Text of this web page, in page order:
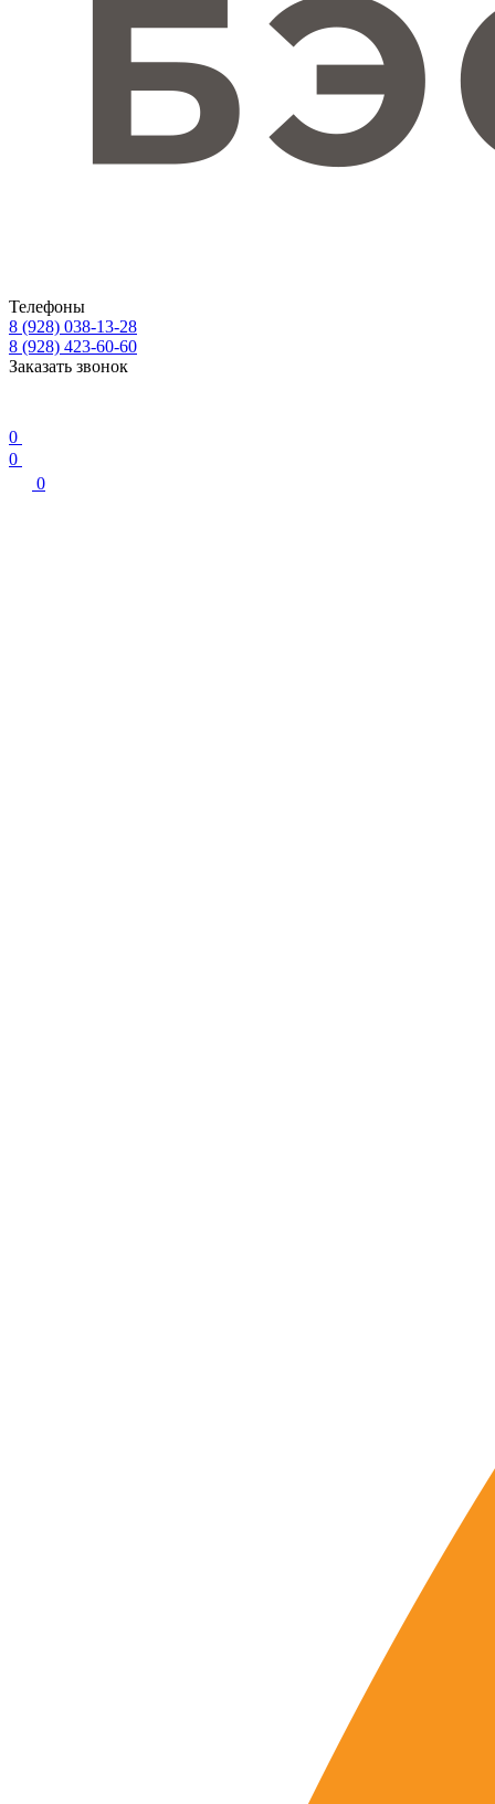
Телефоны
8 (928) 038-13-28
8 (928) 423-60-60
Заказать звонок
0
0
0